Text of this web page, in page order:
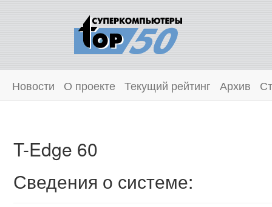
Новости О проекте Текущий рейтинг Архив
T-Edge 60
Сведения о системе: